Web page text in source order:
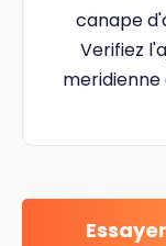
canape
Verifiez